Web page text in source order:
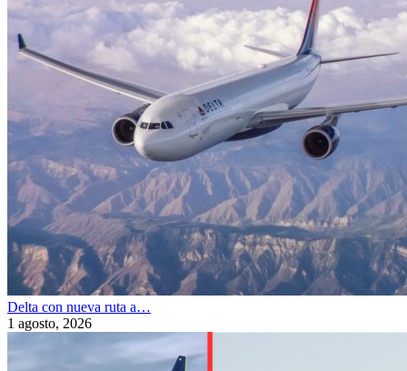
Delta con nueva ruta a…
1 agosto, 2026